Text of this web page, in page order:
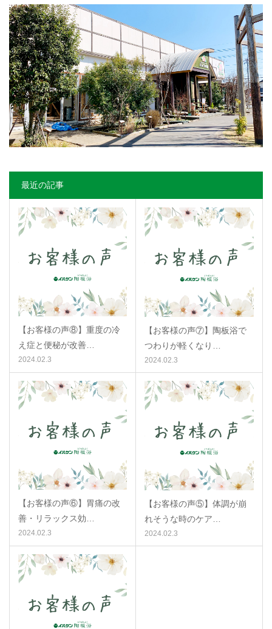
最近の記事
【お客様の声⑧】重度の冷
え症と便秘が改善…
2024.02.3
【お客様の声⑦】陶板浴で
つわりが軽くなり…
2024.02.3
【お客様の声⑥】胃痛の改
善・リラックス効…
2024.02.3
【お客様の声⑤】体調が崩
れそうな時のケア…
2024.02.3